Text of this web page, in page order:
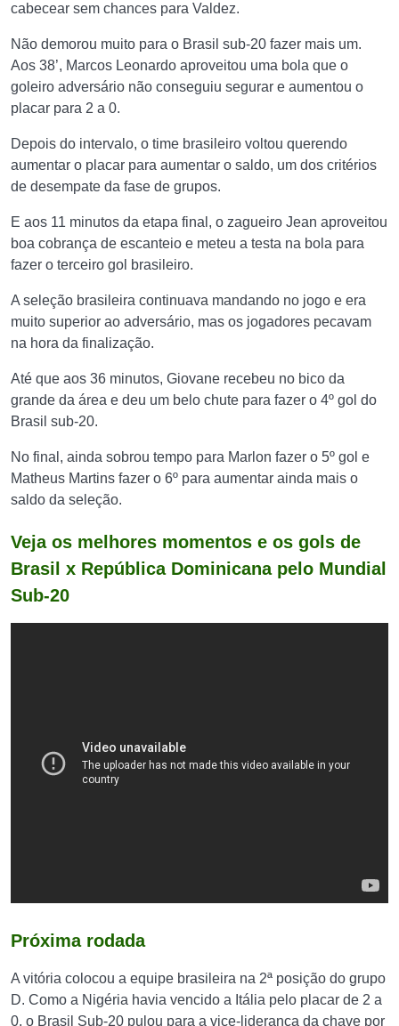
cabecear sem chances para Valdez.
Não demorou muito para o Brasil sub-20 fazer mais um.
Aos 38’, Marcos Leonardo aproveitou uma bola que o
goleiro adversário não conseguiu segurar e aumentou o
placar para 2 a 0.
Depois do intervalo, o time brasileiro voltou querendo
aumentar o placar para aumentar o saldo, um dos critérios
de desempate da fase de grupos.
E aos 11 minutos da etapa final, o zagueiro Jean aproveitou
boa cobrança de escanteio e meteu a testa na bola para
fazer o terceiro gol brasileiro.
A seleção brasileira continuava mandando no jogo e era
muito superior ao adversário, mas os jogadores pecavam
na hora da finalização.
Até que aos 36 minutos, Giovane recebeu no bico da
grande da área e deu um belo chute para fazer o 4º gol do
Brasil sub-20.
No final, ainda sobrou tempo para Marlon fazer o 5º gol e
Matheus Martins fazer o 6º para aumentar ainda mais o
saldo da seleção.
Veja os melhores momentos e os gols de
Brasil x República Dominicana pelo Mundial
Sub-20
Próxima rodada
A vitória colocou a equipe brasileira na 2ª posição do grupo
D. Como a Nigéria havia vencido a Itália pelo placar de 2 a
0, o Brasil Sub-20 pulou para a vice-liderança da chave por